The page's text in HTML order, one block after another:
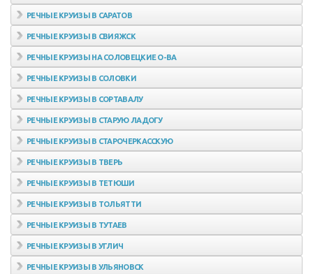
РЕЧНЫЕ КРУИЗЫ В САРАТОВ
РЕЧНЫЕ КРУИЗЫ В СВИЯЖСК
РЕЧНЫЕ КРУИЗЫ НА СОЛОВЕЦКИЕ О-ВА
РЕЧНЫЕ КРУИЗЫ В СОЛОВКИ
РЕЧНЫЕ КРУИЗЫ В СОРТАВАЛУ
РЕЧНЫЕ КРУИЗЫ В СТАРУЮ ЛАДОГУ
РЕЧНЫЕ КРУИЗЫ В СТАРОЧЕРКАССКУЮ
РЕЧНЫЕ КРУИЗЫ В ТВЕРЬ
РЕЧНЫЕ КРУИЗЫ В ТЕТЮШИ
РЕЧНЫЕ КРУИЗЫ В ТОЛЬЯТТИ
РЕЧНЫЕ КРУИЗЫ В ТУТАЕВ
РЕЧНЫЕ КРУИЗЫ В УГЛИЧ
РЕЧНЫЕ КРУИЗЫ В УЛЬЯНОВСК